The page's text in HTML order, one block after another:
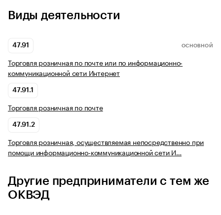
Виды деятельности
47.91 ОСНОВНОЙ
Торговля розничная по почте или по информационно-
коммуникационной сети Интернет
47.91.1
Торговля розничная по почте
47.91.2
Торговля розничная, осуществляемая непосредственно при
помощи информационно-коммуникационной сети И…
Другие предприниматели с тем же
ОКВЭД